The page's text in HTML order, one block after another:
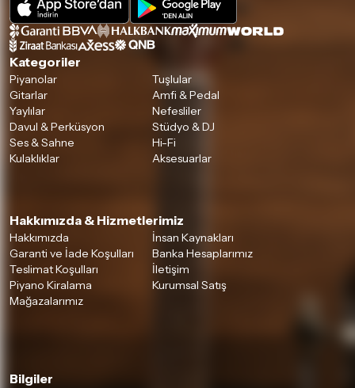
Kategoriler
Piyanolar
Tuşlular
Gitarlar
Amfi & Pedal
Yaylılar
Nefesliler
Davul & Perküsyon
Stüdyo & DJ
Ses & Sahne
Hi-Fi
Kulaklıklar
Aksesuarlar
Hakkımızda & Hizmetlerimiz
Hakkımızda
İnsan Kaynakları
Garanti ve İade Koşulları
Banka Hesaplarımız
Teslimat Koşulları
İletişim
Piyano Kiralama
Kurumsal Satış
Mağazalarımız
Bilgiler